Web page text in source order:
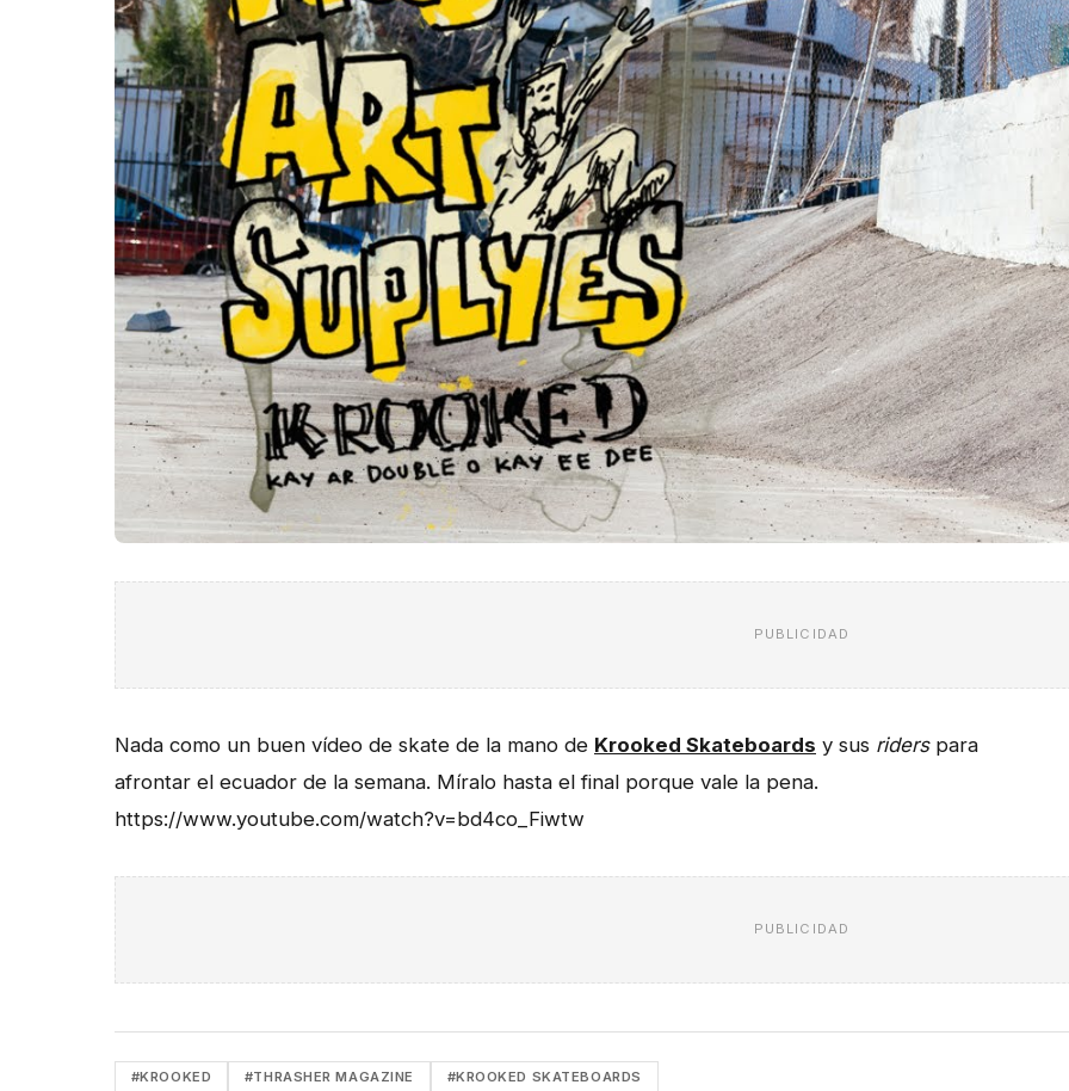
PUBLICIDAD
Nada como un buen vídeo de skate de la mano de Krooked Skateboards y sus riderspara
afrontar el ecuador de la semana. Míralo hasta el final porque vale la pena.
https://www.youtube.com/watch?v=bd4co_Fiwtw
PUBLICIDAD
#KROOKED #THRASHER MAGAZINE #KROOKED SKATEBOARDS